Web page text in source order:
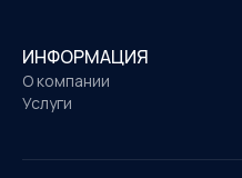
ИНФОРМАЦИЯ
О компании
Услуги